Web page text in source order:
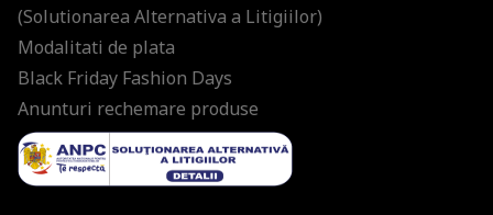
(Solutionarea Alternativa a Litigiilor)
Modalitati de plata
Black Friday Fashion Days
Anunturi rechemare produse